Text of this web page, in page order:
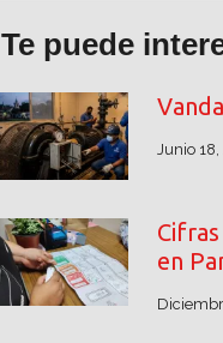
Te puede
Junio
en